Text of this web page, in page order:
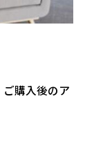
購入後のア